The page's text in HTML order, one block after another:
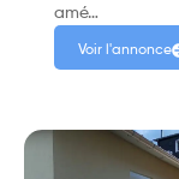
amé…
Voir l'annonce